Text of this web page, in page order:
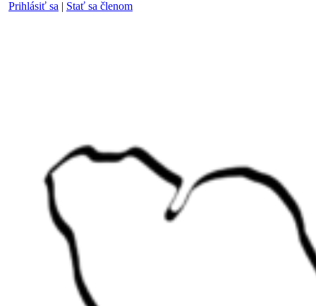
Prihlásiť sa | Stať sa členom